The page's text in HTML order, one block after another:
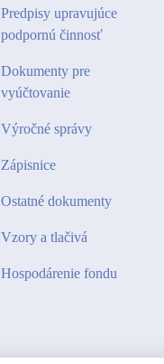
Predpisy upravujúce
podpornú činnosť
Dokumenty pre
vyúčtovanie
Výročné správy
Zápisnice
Ostatné dokumenty
Vzory a tlačivá
Hospodárenie fondu